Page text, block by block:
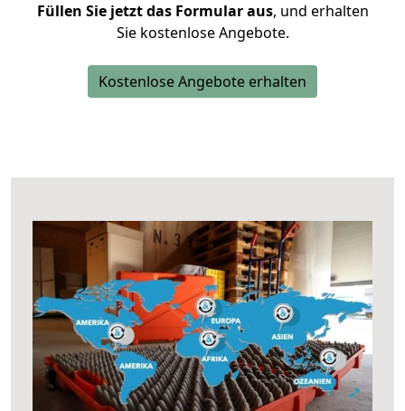
Füllen Sie jetzt das Formular aus, und erhalten
Sie kostenlose Angebote.
Kostenlose Angebote erhalten